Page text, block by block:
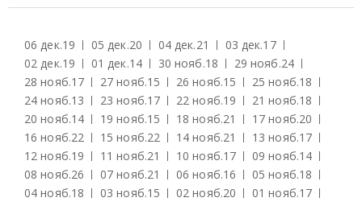
06 дек.19 05 дек.20 04 дек.21 03 дек.17
02 дек.19 01 дек.14 30 нояб.18 29 нояб.24
28 нояб.17 27 нояб.15 26 нояб.15 25 нояб.18
24 нояб.13 23 нояб.17 22 нояб.19 21 нояб.18
20 нояб.14 19 нояб.15 18 нояб.21 17 нояб.20
16 нояб.22 15 нояб.22 14 нояб.21 13 нояб.17
12 нояб.19 11 нояб.21 10 нояб.17 09 нояб.14
08 нояб.26 07 нояб.21 06 нояб.16 05 нояб.18
04 нояб.18 03 нояб.15 02 нояб.20 01 нояб.17